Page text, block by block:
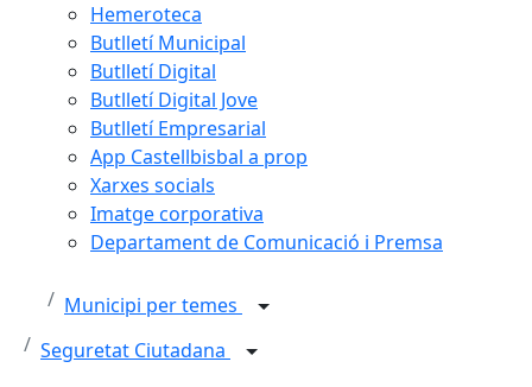
Hemeroteca
Butlletí Municipal
Butlletí Digital
Butlletí Digital Jove
Butlletí Empresarial
App Castellbisbal a prop
Xarxes socials
Imatge corporativa
Departament de Comunicació i Premsa
Municipi per temes
Seguretat Ciutadana